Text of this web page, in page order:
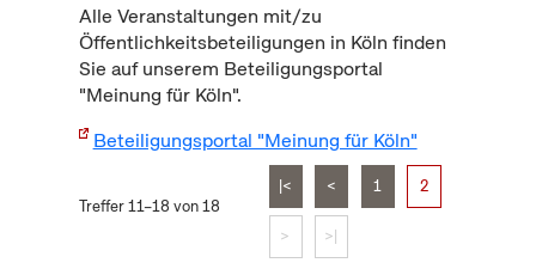
Alle Veranstaltungen mit/zu
Öffentlichkeitsbeteiligungen in Köln finden
Sie auf unserem Beteiligungsportal
"Meinung für Köln".
Beteiligungsportal "Meinung für Köln"
Treffer 11–18 von 18
|< < 1 2
> >|